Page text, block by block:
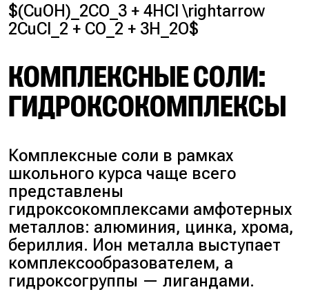
$(CuOH)_2CO_3 + 4HCl \rightarrow
2CuCl_2 + CO_2 + 3H_2O$
КОМПЛЕКСНЫЕ СОЛИ:
ГИДРОКСОКОМПЛЕКСЫ
Комплексные соли в рамках
школьного курса чаще всего
представлены
гидроксокомплексами амфотерных
металлов: алюминия, цинка, хрома,
бериллия. Ион металла выступает
комплексообразователем, а
гидроксогруппы — лигандами.